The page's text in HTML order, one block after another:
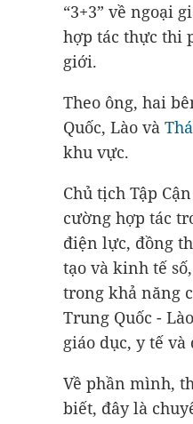
“3+3” về ngoại
hợp tác thực thi
giới.
Theo ông, hai
Quốc, Lào và
khu vực.
Chủ tịch Tập
cường hợp tác
điện lực, đồng
tạo và kinh tế
trong khả năng
Trung Quốc -
giáo dục, y tế
Về phần mình,
biết, đây là